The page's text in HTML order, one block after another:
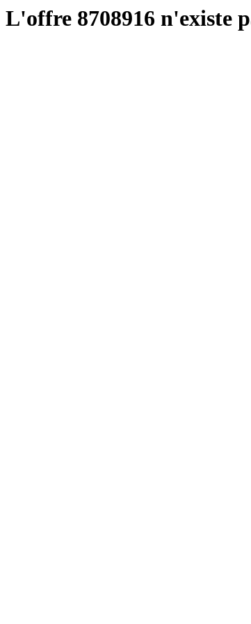
L'offre 8708916 n'existe